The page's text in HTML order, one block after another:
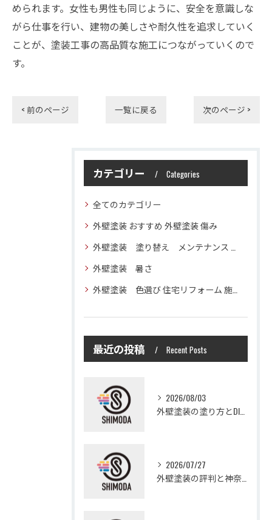
められます。女性も男性も同じように、安全を意識しな
がら仕事を行い、建物の美しさや耐久性を追求していく
ことが、塗装工事の高品質な施工につながっていくので
す。
< 前のページ 一覧に戻る 次のページ >
カテゴリー Categories
全てのカテゴリー
外壁塗装 おすすめ 外壁塗装 傷み
外壁塗装 塗り替え メンテナンス 住宅塗装
外壁塗装 暑さ
外壁塗装 色選び 住宅リフォーム 施工技術
最近の投稿 Recent Posts
2026/08/03
2026/07/27